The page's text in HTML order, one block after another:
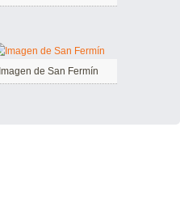
Imagen de San Fermín